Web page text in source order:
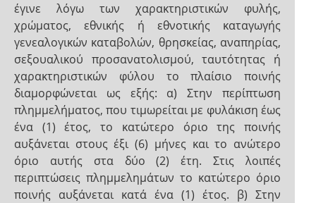
έγινε λόγω των χαρακτηριστικών φυλής,
χρώματος, εθνικής ή εθνοτικής καταγωγής
γενεαλογικών καταβολών, θρησκείας, αναπηρίας,
σεξουαλικού προσανατολισμού, ταυτότητας ή
χαρακτηριστικών φύλου το πλαίσιο ποινής
διαμορφώνεται ως εξής: α) Στην περίπτωση
πλημμελήματος, που τιμωρείται με φυλάκιση έως
ένα (1) έτος, το κατώτερο όριο της ποινής
αυξάνεται στους έξι (6) μήνες και το ανώτερο
όριο αυτής στα δύο (2) έτη. Στις λοιπές
περιπτώσεις πλημμελημάτων το κατώτερο όριο
ποινής αυξάνεται κατά ένα (1) έτος. β) Στην